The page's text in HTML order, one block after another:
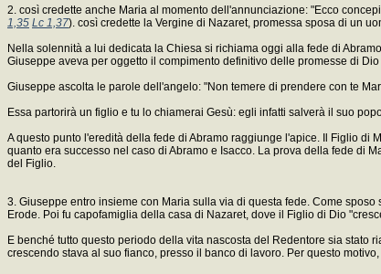
2. così credette anche Maria al momento dell'annunciazione: "Ecco
1,35 Lc 1,37). così credette la Vergine di Nazaret, promessa sposa di un
Nella solennità a lui dedicata la Chiesa si richiama oggi alla fede di
Giuseppe aveva per oggetto il compimento definitivo delle promesse di
Giuseppe ascolta le parole dell'angelo: "Non temere di prendere con te
Essa partorirà un figlio e tu lo chiamerai Gesù: egli infatti salverà il suo
A questo punto l'eredità della fede di Abramo raggiunge l'apice. Il Figlio di
quanto era successo nel caso di Abramo e Isacco. La prova della fede di
del Figlio.
3. Giuseppe entro insieme con Maria sulla via di questa fede. Come
Erode. Poi fu capofamiglia della casa di Nazaret, dove il Figlio di Dio
E benché tutto questo periodo della vita nascosta del Redentore sia stato
crescendo stava al suo fianco, presso il banco di lavoro. Per questo